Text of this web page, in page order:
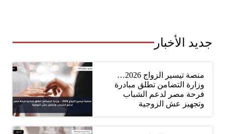
جديد الأخبار
منصة تيسير الزواج 2026…
وزارة التضامن تطلق مبادرة
فرحة مصر لدعم الشباب
وتجهيز عش الزوجية